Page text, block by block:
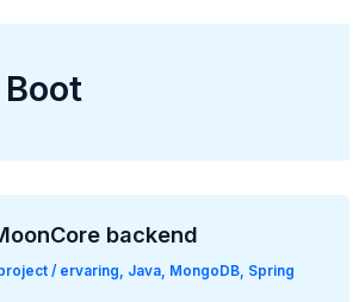
backend
/ ervaring, Java, MongoDB, Spring